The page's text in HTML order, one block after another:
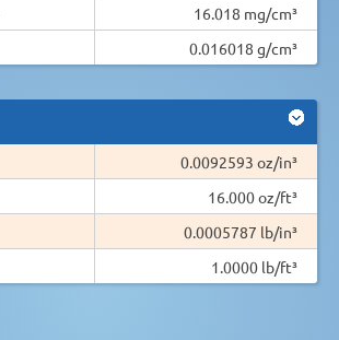
16.018 mg/cm³
0.016018 g/cm³
0.0092593 oz/in³
16.000 oz/ft³
0.0005787 lb/in³
1.0000 lb/ft³